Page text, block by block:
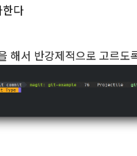
다
해서 반강제적으로 고르도